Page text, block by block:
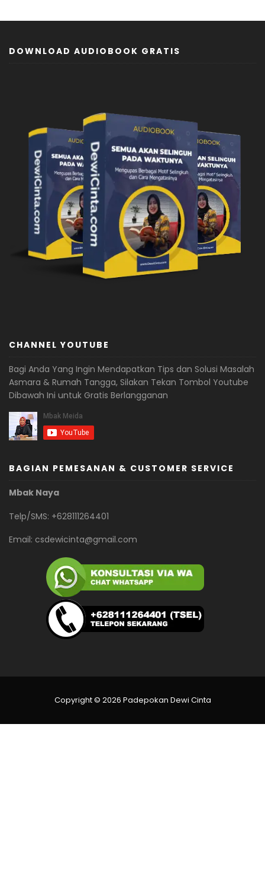
DOWNLOAD AUDIOBOOK GRATIS
CHANNEL YOUTUBE
Bagi Anda Yang Ingin Mendapatkan Tips dan Solusi Masalah
Asmara & Rumah Tangga, Silakan Tekan Tombol Youtube
Dibawah Ini untuk Gratis Berlangganan
BAGIAN PEMESANAN & CUSTOMER SERVICE
Mbak Naya
Telp/SMS: +628111264401
Email: csdewicinta@gmail.com
Copyright © 2026 Padepokan Dewi Cinta